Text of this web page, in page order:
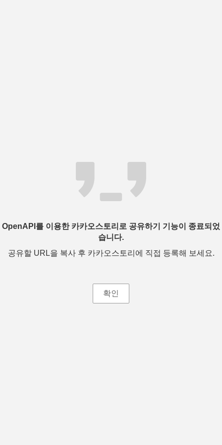
OpenAPI를 이용한 카카오스토리로 공유하기 기능이 종료되었
습니다.
공유할 URL을 복사 후 카카오스토리에 직접 등록해 보세요.
확인